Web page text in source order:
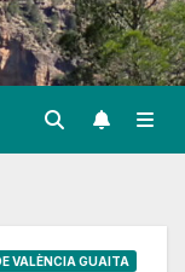
VALÈNCIA GUAITA